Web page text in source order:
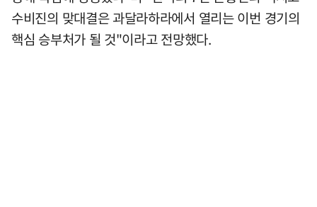
수비진의 맞대결은 과달라하라에서 열리는 이번 경기의
핵심 승부처가 될 것"이라고 전망했다.